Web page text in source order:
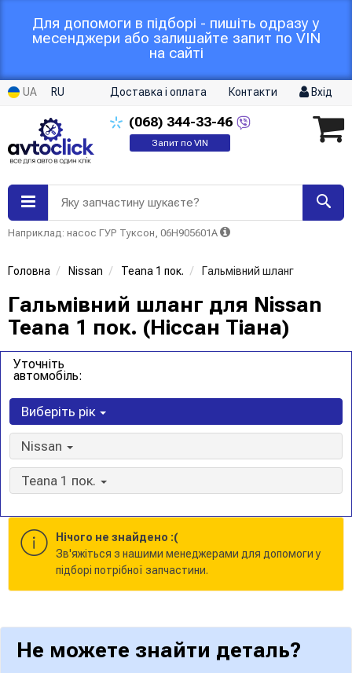
Для допомоги в підборі - пишіть одразу у
месенджери або залишайте запит по VIN
на сайті
UA RU Доставка і оплата Контакти Вхід
(068) 344-33-46
Запит по VIN
Яку запчастину шукаєте?
Наприклад: насос ГУР Туксон, 06H905601A
Головна Nissan Teana 1 пок. Гальмівний шланг
Гальмівний шланг для Nissan
Teana 1 пок. (Ніссан Тіана)
Уточніть
автомобіль:
Виберіть рік
Nissan
Teana 1 пок.
Нічого не знайдено :(
Зв'яжіться з нашими менеджерами для допомоги у
підборі потрібної запчастини.
Не можете знайти деталь?